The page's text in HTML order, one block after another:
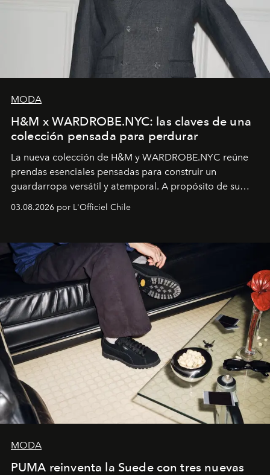
MODA
H&M x WARDROBE.NYC: las claves de una
colección pensada para perdurar
La nueva colección de H&M y WARDROBE.NYC reúne
prendas esenciales pensadas para construir un
guardarropa versátil y atemporal. A propósito de su
lanzamiento, los fundadores de la firma neoyorquina y
la asesora creativa y jefa de diseño global de la marca
y la filosofía detrás de la propuesta.
03.08.2026 por L'Officiel Chile
MODA
PUMA reinventa la Suede con tres nuevas